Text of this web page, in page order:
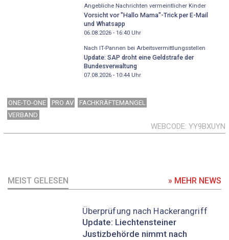
Angebliche Nachrichten vermeintlicher Kinder
Vorsicht vor "Hallo Mama"-Trick per E-Mail
und Whatsapp
06.08.2026 - 16:40Uhr
Nach IT-Pannen bei Arbeitsvermittlungsstellen
Update: SAP droht eine Geldstrafe der
Bundesverwaltung
07.08.2026 - 10:44Uhr
ONE-TO-ONE PRO AV
FACHKRÄFTEMANGEL
VERBAND
WEBCODE YY9BXUYN
MEIST GELESEN » MEHR NEWS
Überprüfung nach Hackerangriff
Update: Liechtensteiner
Justizbehörde nimmt nach